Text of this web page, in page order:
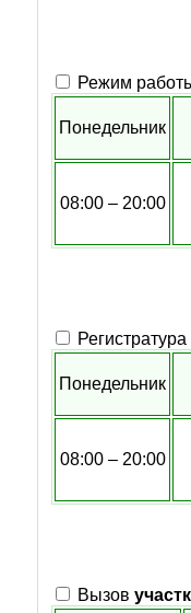
Режим
Понедельник
08:00 – 20:00
Понедельник
08:00 – 20:00
Вызов